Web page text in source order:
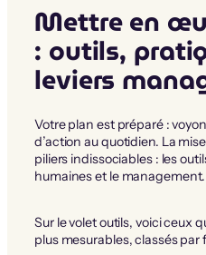
Mettre en
: outils,
leviers
Votre plan est préparé :
d’action au quotidien. La
piliers indissociables : les
humaines et le management.
Sur le volet outils, voici ceux
plus mesurables, classés par